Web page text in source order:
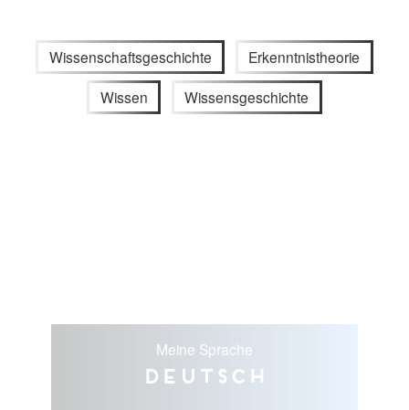
Wissenschaftsgeschichte Erkenntnistheorie
Wissen Wissensgeschichte
Meine Sprache
Deutsch